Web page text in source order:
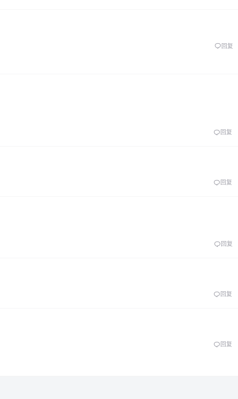
回复
回复
回复
回复
回复
回复